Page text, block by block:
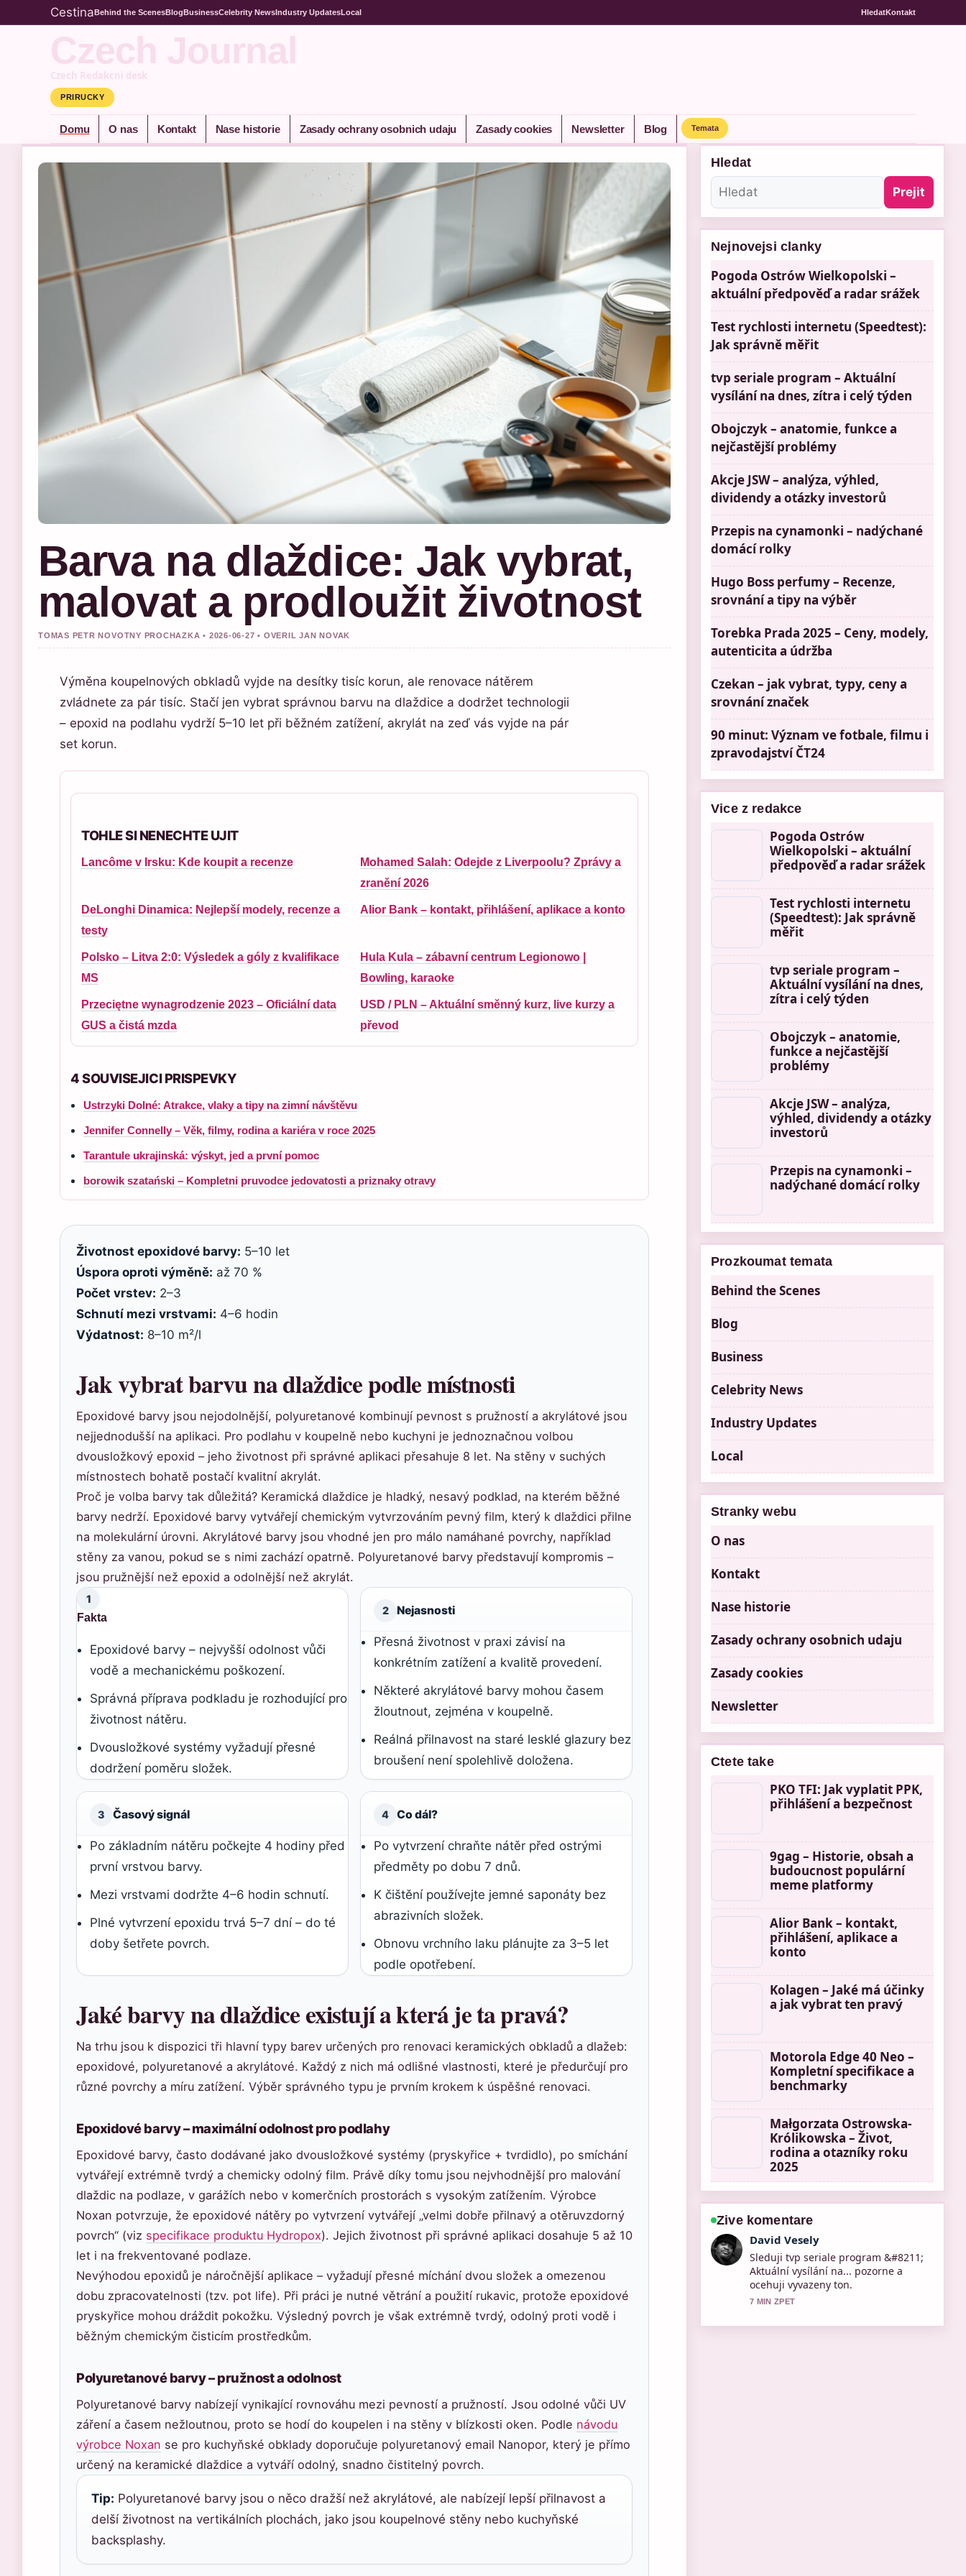
CestinaBehind the ScenesBlogBusinessCelebrity NewsIndustry UpdatesLocal HledatKontakt
Czech Journal
Czech Redakcni desk
PRIRUCKY
Domu O nas Kontakt Nase historie Zasady ochrany osobnich udaju Zasady cookies Newsletter Blog Temata
Barva na dlaždice: Jak vybrat,
malovat a prodloužit životnost
TOMAS PETR NOVOTNY PROCHAZKA • 2026-06-27 • OVERIL JAN NOVAK
Výměna koupelnových obkladů vyjde na desítky tisíc korun, ale renovace nátěrem
zvládnete za pár tisíc. Stačí jen vybrat správnou barvu na dlaždice a dodržet technologii
– epoxid na podlahu vydrží 5–10 let při běžném zatížení, akrylát na zeď vás vyjde na pár
set korun.
TOHLE SI NENECHTE UJIT
Lancôme v Irsku: Kde koupit a recenze
Mohamed Salah: Odejde z Liverpoolu? Zprávy a
zranění 2026
DeLonghi Dinamica: Nejlepší modely, recenze a
testy
Alior Bank – kontakt, přihlášení, aplikace a konto
Polsko – Litva 2:0: Výsledek a góly z kvalifikace
MS
Hula Kula – zábavní centrum Legionowo |
Bowling, karaoke
Przeciętne wynagrodzenie 2023 – Oficiální data
GUS a čistá mzda
USD / PLN – Aktuální směnný kurz, live kurzy a
převod
4 SOUVISEJICI PRISPEVKY
Ustrzyki Dolné: Atrakce, vlaky a tipy na zimní návštěvu
Jennifer Connelly – Věk, filmy, rodina a kariéra v roce 2025
Tarantule ukrajinská: výskyt, jed a první pomoc
borowik szatański – Kompletni pruvodce jedovatosti a priznaky otravy
Životnost epoxidové barvy: 5–10 let
Úspora oproti výměně: až 70 %
Počet vrstev: 2–3
Schnutí mezi vrstvami: 4–6 hodin
Výdatnost: 8–10 m²/l
Jak vybrat barvu na dlaždice podle místnosti
Epoxidové barvy jsou nejodolnější, polyuretanové kombinují pevnost s pružností a akrylátové jsou
nejjednodušší na aplikaci. Pro podlahu v koupelně nebo kuchyni je jednoznačnou volbou
dvousložkový epoxid – jeho životnost při správné aplikaci přesahuje 8 let. Na stěny v suchých
místnostech bohatě postačí kvalitní akrylát.
Proč je volba barvy tak důležitá? Keramická dlaždice je hladký, nesavý podklad, na kterém běžné
barvy nedrží. Epoxidové barvy vytvářejí chemickým vytvrzováním pevný film, který k dlaždici přilne
na molekulární úrovni. Akrylátové barvy jsou vhodné jen pro málo namáhané povrchy, například
stěny za vanou, pokud se s nimi zachází opatrně. Polyuretanové barvy představují kompromis –
jsou pružnější než epoxid a odolnější než akrylát.
1
Fakta
Epoxidové barvy – nejvyšší odolnost vůči
vodě a mechanickému poškození.
Správná příprava podkladu je rozhodující pro
životnost nátěru.
Dvousložkové systémy vyžadují přesné
dodržení poměru složek.
2 Nejasnosti
Přesná životnost v praxi závisí na
konkrétním zatížení a kvalitě provedení.
Některé akrylátové barvy mohou časem
žloutnout, zejména v koupelně.
Reálná přilnavost na staré lesklé glazury bez
broušení není spolehlivě doložena.
3 Časový signál
Po základním nátěru počkejte 4 hodiny před
první vrstvou barvy.
Mezi vrstvami dodržte 4–6 hodin schnutí.
Plné vytvrzení epoxidu trvá 5–7 dní – do té
doby šetřete povrch.
4 Co dál?
Po vytvrzení chraňte nátěr před ostrými
předměty po dobu 7 dnů.
K čištění používejte jemné saponáty bez
abrazivních složek.
Obnovu vrchního laku plánujte za 3–5 let
podle opotřebení.
Jaké barvy na dlaždice existují a která je ta pravá?
Na trhu jsou k dispozici tři hlavní typy barev určených pro renovaci keramických obkladů a dlažeb:
epoxidové, polyuretanové a akrylátové. Každý z nich má odlišné vlastnosti, které je předurčují pro
různé povrchy a míru zatížení. Výběr správného typu je prvním krokem k úspěšné renovaci.
Epoxidové barvy – maximální odolnost pro podlahy
Epoxidové barvy, často dodávané jako dvousložkové systémy (pryskyřice + tvrdidlo), po smíchání
vytvářejí extrémně tvrdý a chemicky odolný film. Právě díky tomu jsou nejvhodnější pro malování
dlaždic na podlaze, v garážích nebo v komerčních prostorách s vysokým zatížením. Výrobce
Noxan potvrzuje, že epoxidové nátěry po vytvrzení vytvářejí „velmi dobře přilnavý a otěruvzdorný
povrch“ (viz specifikace produktu Hydropox). Jejich životnost při správné aplikaci dosahuje 5 až 10
let i na frekventované podlaze.
Nevýhodou epoxidů je náročnější aplikace – vyžadují přesné míchání dvou složek a omezenou
dobu zpracovatelnosti (tzv. pot life). Při práci je nutné větrání a použití rukavic, protože epoxidové
pryskyřice mohou dráždit pokožku. Výsledný povrch je však extrémně tvrdý, odolný proti vodě i
běžným chemickým čisticím prostředkům.
Polyuretanové barvy – pružnost a odolnost
Polyuretanové barvy nabízejí vynikající rovnováhu mezi pevností a pružností. Jsou odolné vůči UV
záření a časem nežloutnou, proto se hodí do koupelen i na stěny v blízkosti oken. Podle návodu
výrobce Noxan se pro kuchyňské obklady doporučuje polyuretanový email Nanopor, který je přímo
určený na keramické dlaždice a vytváří odolný, snadno čistitelný povrch.
Tip: Polyuretanové barvy jsou o něco dražší než akrylátové, ale nabízejí lepší přilnavost a
delší životnost na vertikálních plochách, jako jsou koupelnové stěny nebo kuchyňské
backsplashy.
Hledat
Prejit
Nejnovejsi clanky
Pogoda Ostrów Wielkopolski –
aktuální předpověď a radar srážek
Test rychlosti internetu (Speedtest):
Jak správně měřit
tvp seriale program – Aktuální
vysílání na dnes, zítra i celý týden
Obojczyk – anatomie, funkce a
nejčastější problémy
Akcje JSW – analýza, výhled,
dividendy a otázky investorů
Przepis na cynamonki – nadýchané
domácí rolky
Hugo Boss perfumy – Recenze,
srovnání a tipy na výběr
Torebka Prada 2025 – Ceny, modely,
autenticita a údržba
Czekan – jak vybrat, typy, ceny a
srovnání značek
90 minut: Význam ve fotbale, filmu i
zpravodajství ČT24
Vice z redakce
Pogoda Ostrów
Wielkopolski – aktuální
předpověď a radar srážek
Test rychlosti internetu
(Speedtest): Jak správně
měřit
tvp seriale program –
Aktuální vysílání na dnes,
zítra i celý týden
Obojczyk – anatomie,
funkce a nejčastější
problémy
Akcje JSW – analýza,
výhled, dividendy a otázky
investorů
Przepis na cynamonki –
nadýchané domácí rolky
Prozkoumat temata
Behind the Scenes
Blog
Business
Celebrity News
Industry Updates
Local
Stranky webu
O nas
Kontakt
Nase historie
Zasady ochrany osobnich udaju
Zasady cookies
Newsletter
Ctete take
PKO TFI: Jak vyplatit PPK,
přihlášení a bezpečnost
9gag – Historie, obsah a
budoucnost populární
meme platformy
Alior Bank – kontakt,
přihlášení, aplikace a
konto
Kolagen – Jaké má účinky
a jak vybrat ten pravý
Motorola Edge 40 Neo –
Kompletní specifikace a
benchmarky
Małgorzata Ostrowska-
Królikowska – Život,
rodina a otazníky roku
2025
Zive komentare
Anna Novakova
Uzitecny kontext k Pogoda Ostrów
Wielkopolski – aktuální předpověď
a.... Prosim pokracujte v prubeznych
aktualizacich.